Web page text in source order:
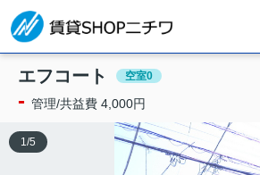
エフコート 空室0
- 管理/共益費 4,000円
1 /5